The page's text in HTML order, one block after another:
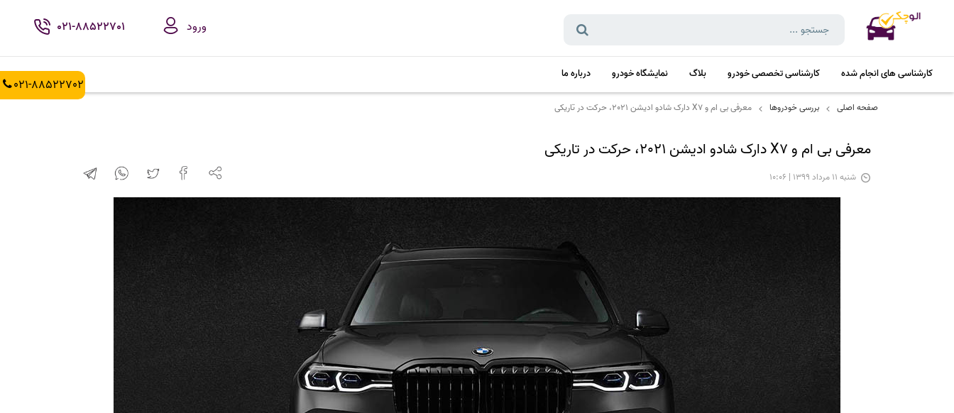
ورود 021-88522701
کارشناسی های انجام شده کارشناسی تخصصی خودرو بلاگ نمایشگاه خودرو درباره ما
021-88522702
صفحه اصلی بررسی خودروها معرفی بی ام و X7 دارک شادو ادیشن 2021، حرکت در تاریکی
معرفی بی ام و X7 دارک شادو ادیشن 2021، حرکت در تاریکی
شنبه 11 مرداد 1399 | 10:06